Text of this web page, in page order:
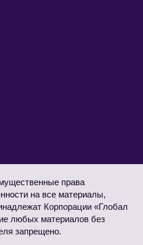
права
на все материалы,
Корпорации «Глобал
любых материалов без
запрещено.